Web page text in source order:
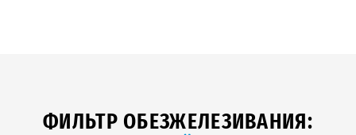
ФИЛЬТР ОБЕЗЖЕЛЕЗИВАНИЯ: